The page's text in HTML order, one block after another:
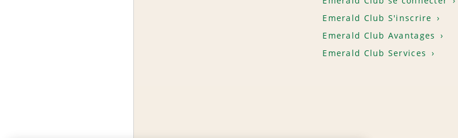
Emerald Club S'inscrire
Emerald Club Avantages
Emerald Club Services